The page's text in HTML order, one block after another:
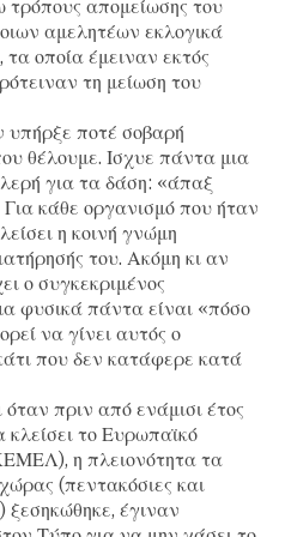
τρόπους απομείωσης του
αμελητέων εκλογικά
οποία έμειναν εκτός
τη μείωση του
υπήρξε ποτέ σοβαρή
θέλουμε. Ισχυε πάντα μια
για τα δάση: «άπαξ
κάθε οργανισμό που ήταν
η κοινή γνώμη
του. Ακόμη κι αν
ο συγκεκριμένος
φυσικά πάντα είναι «πόσο
να γίνει αυτός ο
που δεν κατάφερε κατά
όταν πριν από ενάμισι έτος
το Ευρωπαϊκό
η πλειονότητα τα
(πεντακόσιες και
έγιναν